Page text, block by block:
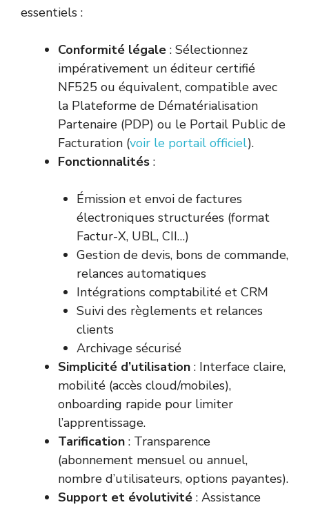
essentiels :
Conformité légale : Sélectionnez
impérativement un éditeur certifié
NF525 ou équivalent, compatible avec
la Plateforme de Dématérialisation
Partenaire (PDP) ou le Portail Public de
Facturation (voir le portail officiel).
Fonctionnalités :
Émission et envoi de factures
électroniques structurées (format
Factur-X, UBL, CII…)
Gestion de devis, bons de commande,
relances automatiques
Intégrations comptabilité et CRM
Suivi des règlements et relances
clients
Archivage sécurisé
Simplicité d’utilisation : Interface claire,
mobilité (accès cloud/mobiles),
onboarding rapide pour limiter
l’apprentissage.
Tarification : Transparence
(abonnement mensuel ou annuel,
nombre d’utilisateurs, options payantes).
Support et évolutivité : Assistance